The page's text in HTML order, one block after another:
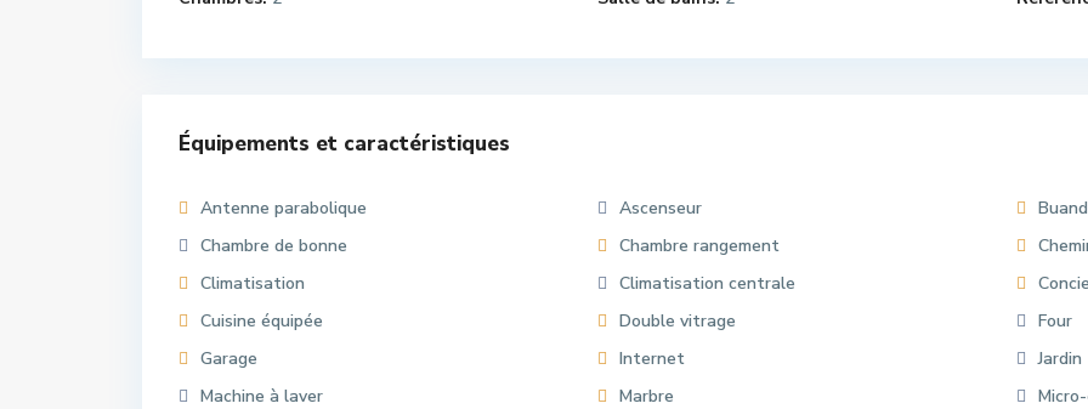
Équipements et caractéristiques
Antenne parabolique Ascenseur
Chambre de bonne
Chambre rangement
Climatisation
Climatisation centrale
Cuisine équipée
Double vitrage
Four
Garage
Internet
Jardin
Machine à laver
Marbre